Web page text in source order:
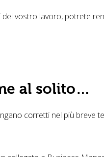
vostro lavoro, potrete
al solito…
corretti nel più breve